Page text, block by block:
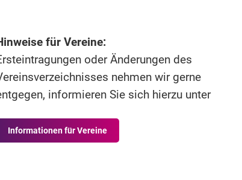
für Vereine:
oder Änderungen des
nehmen wir gerne
informieren Sie sich hierzu unter
Informationen für Vereine